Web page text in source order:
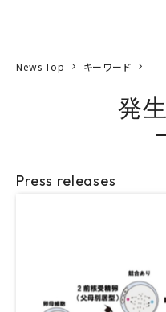
News Top キーワード
発
Press releases